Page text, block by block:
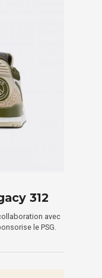
312
avec
le PSG.